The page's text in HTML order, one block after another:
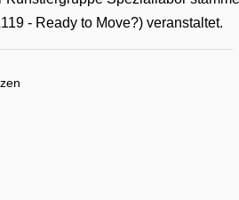
- Ready to Move?) veranstaltet.